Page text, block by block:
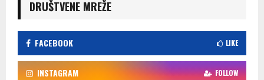
DRUŠTVENE MREŽE
FACEBOOK LIKE
INSTAGRAM FOLLOW